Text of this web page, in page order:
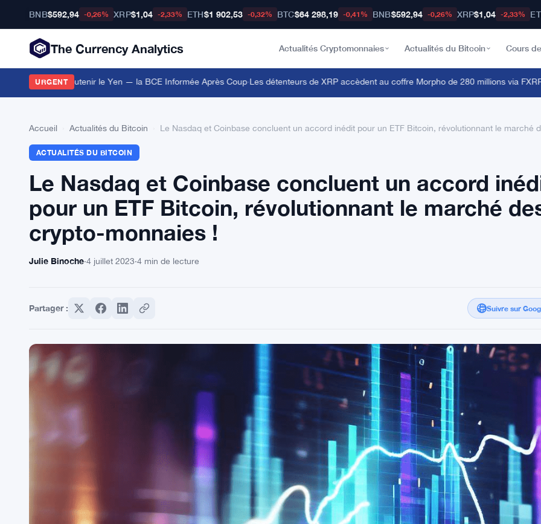
BNB$592,94 -0,26% XRP$1,04 -2,33% ETH$1 902,53 -0,32% BTC$64 298,19 -0,41% BNB$592,94 -0,26% XRP$1,04 -2,33%
The Currency Analytics Actualités Cryptomonnaies Actualités du Bitcoin Cours
URGENT
Euros pour Soutenir le Yen — la BCE Informée Après Coup·Les détenteurs de XRP accèdent au coffre Morpho de 280 millions via FXRP
Accueil Actualités du Bitcoin Le Nasdaq et Coinbase concluent un accord inédit pour un ETF Bitcoin, révolutionnant le marché
ACTUALITÉS DU BITCOIN
Le Nasdaq et Coinbase concluent un accord
pour un ETF Bitcoin, révolutionnant le marché
crypto-monnaies !
Julie Binoche·4 juillet 2023·4 min de lecture
Partager : Suivre sur